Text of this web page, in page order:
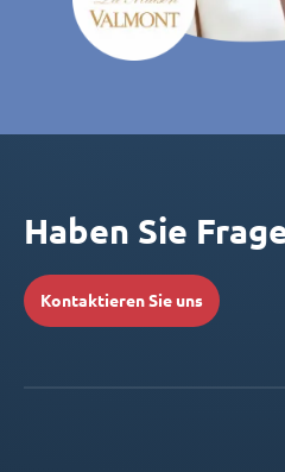
Haben Sie
Kontaktieren Sie uns